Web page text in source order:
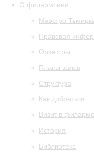
О филармонии
Маэстро
Правовая
Оркестры
Планы залов
Структура
Как добраться
Визит в
История
Библиотека